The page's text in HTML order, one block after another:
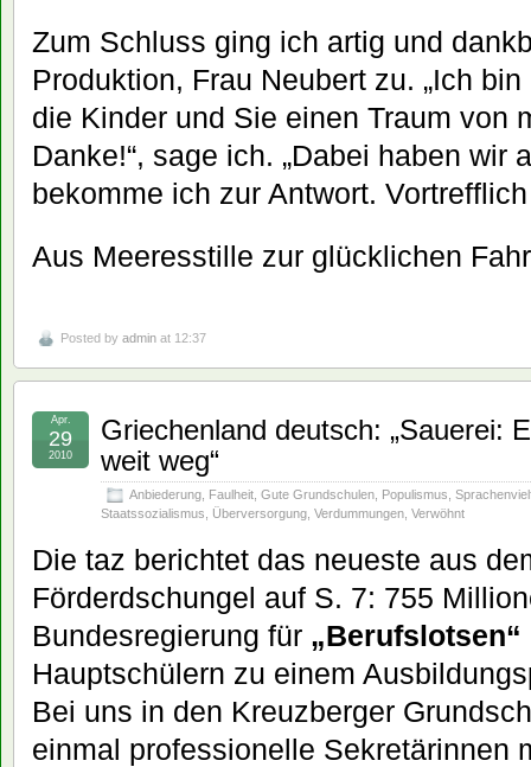
Zum Schluss ging ich artig und
Produktion, Frau Neubert zu. „Ich
die Kinder und Sie einen Traum von
Danke!“, sage ich. „Dabei haben wir
bekomme ich zur Antwort.
Aus Meeresstille zur glücklichen
Posted by admin at 12:37
Griechenland deutsch: „Sauerei:
weit weg“
Anbiederung Faulheit Gute Grundschulen Populismus
Staatssozialismus
Überversorgung Verdummungen Verwöhnt
Apr.
29
2010
Die taz berichtet das neueste aus
Förderdschungel auf S. 7: 755
Bundesregierung für „Berufslotsen“
Hauptschülern zu einem
Bei uns in den Kreuzberger
einmal professionelle Sekretärinnen